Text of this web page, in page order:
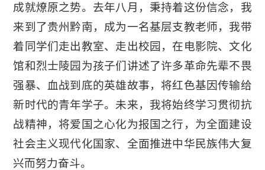
成就燎原之势。去年八月，秉持着这份信念，我
来到了贵州黔南，成为一名基层支教老师，我带
着同学们走出教室、走出校园，在电影院、文化
馆和烈士陵园为孩子们讲述了许多革命先辈不畏
强暴、血战到底的英雄故事，将红色基因传输给
新时代的青年学子。未来，我将始终学习贯彻抗
战精神，将爱国之心化为报国之行，为全面建设
社会主义现代化国家、全面推进中华民族伟大复
兴而努力奋斗。